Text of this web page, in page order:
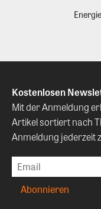
Kostenlosen
Mit der Anmeldung
Artikel sortiert nach
Anmeldung jederzeit